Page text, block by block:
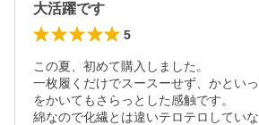
大活躍です
5
この夏、初めて購入しました。
一枚履くだけでスースーせず、かとい
をかいてもさらっとした感触です。
綿なので化繊とは違いテロテロしてい